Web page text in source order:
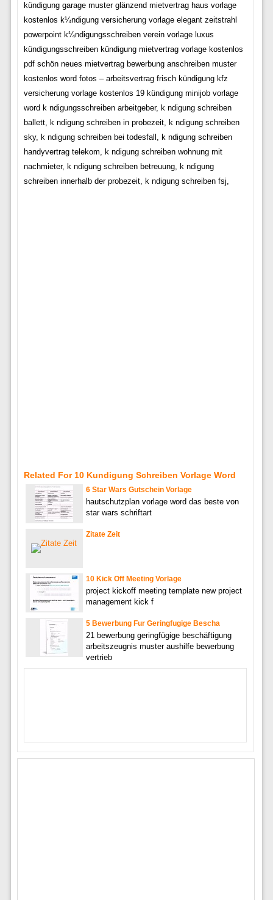
kündigung garage muster glänzend mietvertrag haus vorlage
kostenlos k¼ndigung versicherung vorlage elegant zeitstrahl
powerpoint k¼ndigungsschreiben verein vorlage luxus
kündigungsschreiben kündigung mietvertrag vorlage kostenlos
pdf schön neues mietvertrag bewerbung anschreiben muster
kostenlos word fotos – arbeitsvertrag frisch kündigung kfz
versicherung vorlage kostenlos 19 kündigung minijob vorlage
word k ndigungsschreiben arbeitgeber, k ndigung schreiben
ballett, k ndigung schreiben in probezeit, k ndigung schreiben
sky, k ndigung schreiben bei todesfall, k ndigung schreiben
handyvertrag telekom, k ndigung schreiben wohnung mit
nachmieter, k ndigung schreiben betreuung, k ndigung
schreiben innerhalb der probezeit, k ndigung schreiben fsj,
Related For 10 Kundigung Schreiben Vorlage Word
6 Star Wars Gutschein Vorlage
hautschutzplan vorlage word das beste von
star wars schriftart
Zitate Zeit
10 Kick Off Meeting Vorlage
project kickoff meeting template new project
management kick f
5 Bewerbung Fur Geringfugige Bescha
21 bewerbung geringfügige beschäftigung
arbeitszeugnis muster aushilfe bewerbung
vertrieb